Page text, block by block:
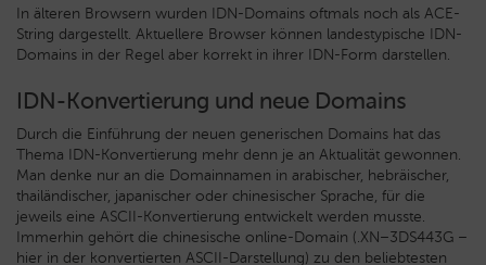
In älteren Browsern wurden IDN-Domains oftmals noch als ACE-
String dargestellt. Aktuellere Browser können landestypische IDN-
Domains in der Regel aber korrekt in ihrer IDN-Form darstellen.
IDN-Konvertierung und neue Domains
Durch die Einführung der neuen generischen Domains hat das
Thema IDN-Konvertierung mehr denn je an Aktualität gewonnen.
Man denke nur an die Domainnamen in arabischer, hebräischer,
thailändischer, japanischer oder chinesischer Sprache, für die
jeweils eine ASCII-Konvertierung entwickelt werden musste.
Immerhin gehört die chinesische online-Domain (.XN–3DS443G –
hier in der konvertierten ASCII-Darstellung) zu den beliebtesten